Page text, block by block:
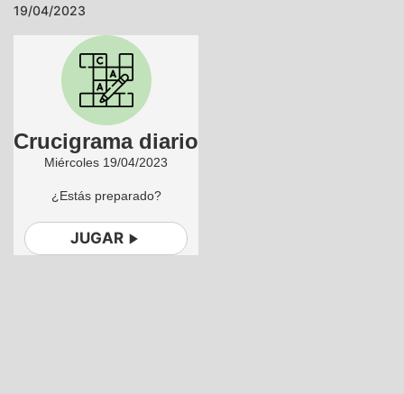
19/04/2023
Crucigrama diario
Miércoles 19/04/2023
¿Estás preparado?
JUGAR